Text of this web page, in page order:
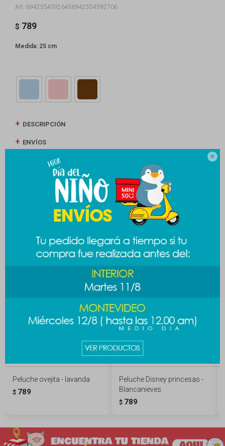

69425545926456942554592706
$ 789
Medida: 25 cm
DESCRIPCIÓN
ENVÍOS
CAMBIOS Y DEVOLUCIONES
MEDIOS DE PAGO
Productos que te pueden interesar
Peluche ovejita - lavanda
$ 789
Peluche Disney princesas -
Blancanieves
$ 789